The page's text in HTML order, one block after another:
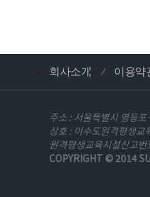
회사소개 이용약
주소 : 서울특별시 영등
상호 : 이수도원격평생교
원격평생교육시설신고
COPYRIGHT © 2014